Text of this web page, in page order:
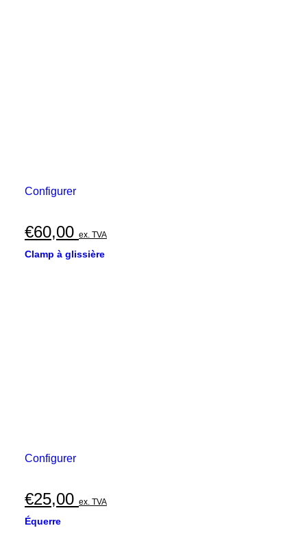
Configurer
€60,00 ex. TVA
Clamp à glissière
Configurer
€25,00 ex. TVA
Équerre